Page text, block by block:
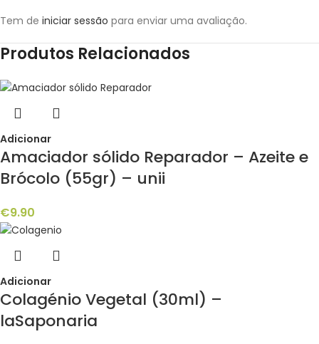
Tem de iniciar sessão para enviar uma avaliação.
Produtos Relacionados
Adicionar
Amaciador sólido Reparador – Azeite e
Brócolo (55gr) – unii
€9.90
Adicionar
Colagénio Vegetal (30ml) –
laSaponaria